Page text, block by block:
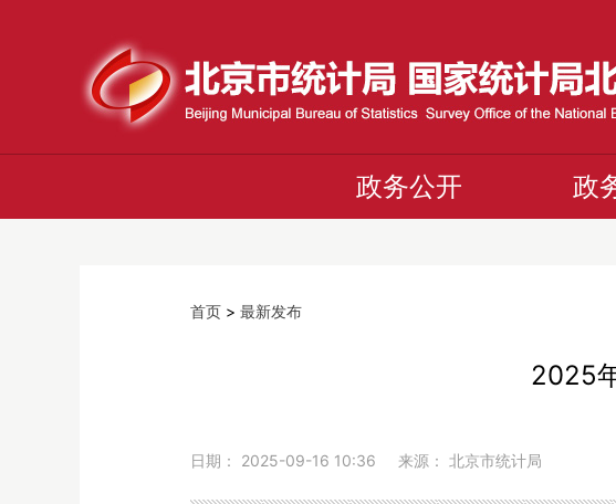
政务公开 政
首页 > 最新发布
2025
日期： 2025-09-16 10:36 来源： 北京市统计局